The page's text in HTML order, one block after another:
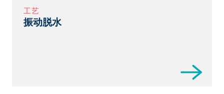
工艺
振动脱水